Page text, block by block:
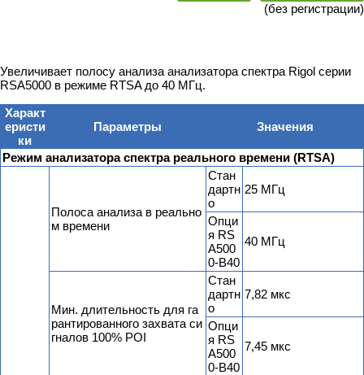
(без регистрации)
Увеличивает полосу анализа анализатора спектра Rigol серии
RSA5000 в режиме RTSA до 40 МГц.
Характ
еристи
ки
Параметры Значения
Режим анализатора спектра реального времени (RTSA)
Полоса анализа в реально
м времени
Стан
дартн
о
25 МГц
Опци
я RS
A500
0-B40
40 МГц
Мин. длительность для га
рантированного захвата си
гналов 100% POI
Стан
дартн
о
7,82 мкс
Опци
я RS
A500
0-B40
7,45 мкс